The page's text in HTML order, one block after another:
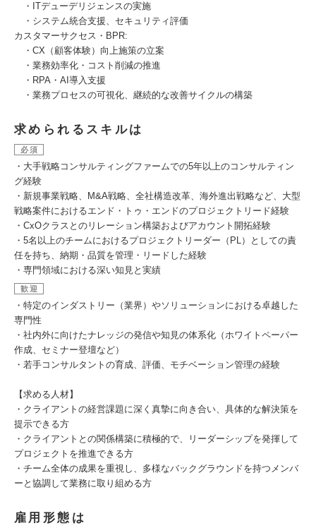
・ITデューデリジェンスの実施
・システム統合支援、セキュリティ評価
カスタマーサクセス・BPR:
・CX（顧客体験）向上施策の立案
・業務効率化・コスト削減の推進
・RPA・AI導入支援
・業務プロセスの可視化、継続的な改善サイクルの構築
求められるスキルは
必須
・大手戦略コンサルティングファームでの5年以上のコンサルティン
グ経験
・新規事業戦略、M&A戦略、全社構造改革、海外進出戦略など、大型
戦略案件におけるエンド・トゥ・エンドのプロジェクトリード経験
・CxOクラスとのリレーション構築およびアカウント開拓経験
・5名以上のチームにおけるプロジェクトリーダー（PL）としての責
任を持ち、納期・品質を管理・リードした経験
・専門領域における深い知見と実績
歓迎
・特定のインダストリー（業界）やソリューションにおける卓越した
専門性
・社内外に向けたナレッジの発信や知見の体系化（ホワイトペーパー
作成、セミナー登壇など）
・若手コンサルタントの育成、評価、モチベーション管理の経験
【求める人材】
・クライアントの経営課題に深く真摯に向き合い、具体的な解決策を
提示できる方
・クライアントとの関係構築に積極的で、リーダーシップを発揮して
プロジェクトを推進できる方
・チーム全体の成果を重視し、多様なバックグラウンドを持つメンバ
ーと協調して業務に取り組める方
雇用形態は